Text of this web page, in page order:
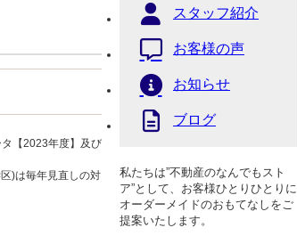
【2023年度】及び
)は毎年見直しの対
スタッフ紹介
お客様の声
お知らせ
ブログ
私たちは”不動産のなんでもスト
ア”として、お客様ひとりひとりに
オーダーメイドのおもてなしをご
提案いたします。